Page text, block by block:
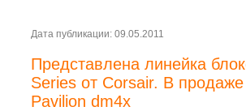
Дата публикации: 09.05.2011
Представлена линейка
Series от Corsair. В
Pavilion dm4x